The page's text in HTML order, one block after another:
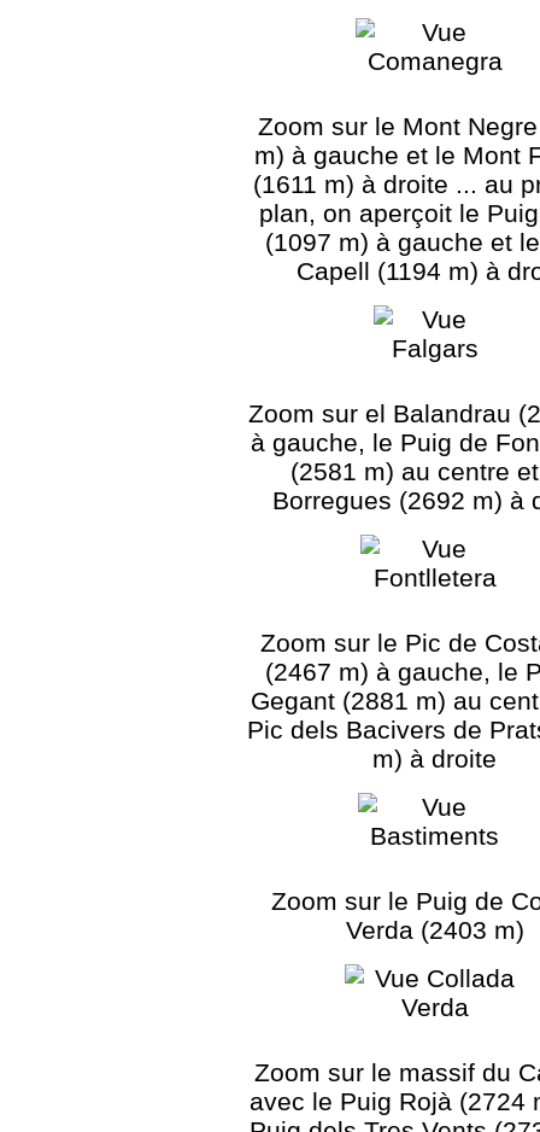
Zoom sur le Mont
m) à gauche et le Mont
(1611 m) à droite ... au
plan, on aperçoit le
(1097 m) à gauche et
Capell (1194 m) à
Zoom sur el Balandrau
à gauche, le Puig de
(2581 m) au centre
Borregues (2692 m) à
Zoom sur le Pic de
(2467 m) à gauche, le
Gegant (2881 m) au
Pic dels Bacivers de
m) à droite
Zoom sur le Puig de
Verda (2403 m)
Zoom sur le massif du
avec le Puig Rojà (2724